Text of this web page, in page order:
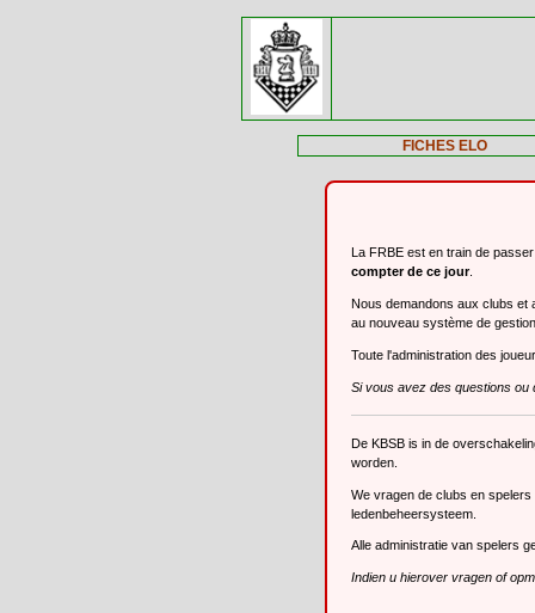
FICHES ELO
La FRBE est en train de
compter de ce jour.
Nous demandons aux clubs et
au nouveau système de
Toute l'administration des
Si vous avez des questions
De KBSB is in de
worden.
We vragen de clubs en spelers
ledenbeheersysteem.
Alle administratie van spelers
Indien u hierover vragen of